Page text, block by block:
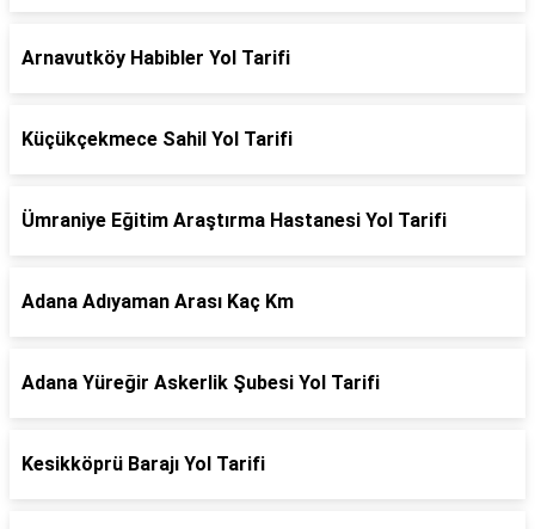
Arnavutköy Habibler Yol Tarifi
Küçükçekmece Sahil Yol Tarifi
Ümraniye Eğitim Araştırma Hastanesi Yol Tarifi
Adana Adıyaman Arası Kaç Km
Adana Yüreğir Askerlik Şubesi Yol Tarifi
Kesikköprü Barajı Yol Tarifi